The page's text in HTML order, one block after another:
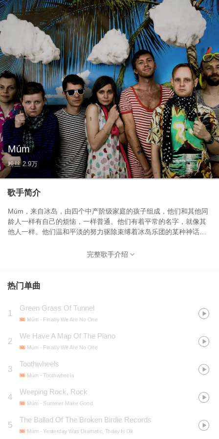
Múm
粉丝 2.9万
歌手简介
Múm，来自冰岛，由四个中产阶级家庭的孩子组成，他们和其他同
龄人一样有自己的烦恼，一样普通。他们有着平常的名字，就像其
他人一样。他们温和平淡的努力驱除束缚着冰岛乐团的某种神话。
一值得注意的是Múm做出的都是真诚美妙的音乐！
完整歌手介绍
热门单曲
1
Green Grass Of Tunnel
Múm - Finally We Are No One
2
We Have A Map Of The Piano
Múm - Finally We Are No One
3
Toothwheels
Múm - Toothwheels
4
Weeping Rock, Rock
Múm - Summer Make Good
5
The Ballad Of The Broken Birdie Records
Múm - Yesterday Was Dramatic, Today Is Ok